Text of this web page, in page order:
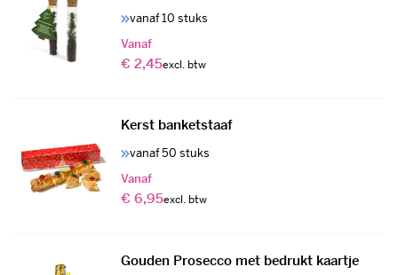
vanaf 10 stuks
Vanaf
€ 2,45
Kerst banketstaaf
vanaf 50 stuks
Vanaf
€ 6,95
Gouden Prosecco met bedrukt kaartje